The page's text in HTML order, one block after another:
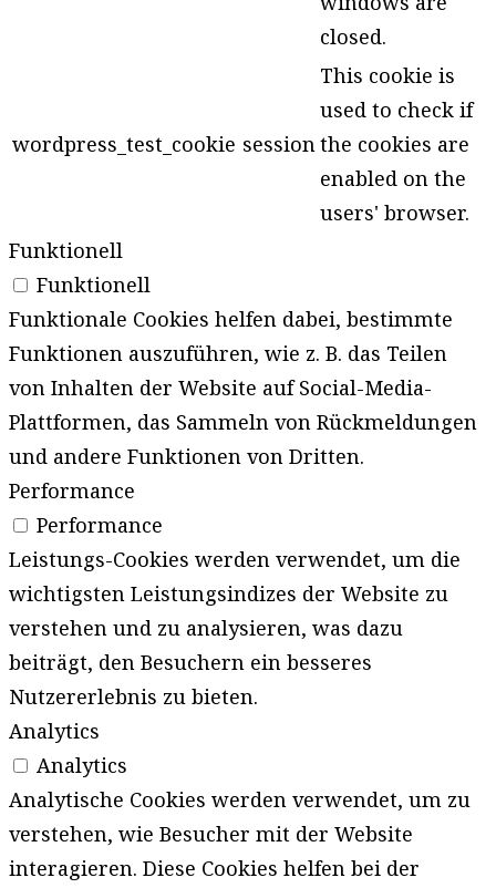
closed.
wordpress_test_cookie session
This cookie is
used to check if
the cookies are
enabled on the
users' browser.
Funktionell
Funktionell
Funktionale Cookies helfen dabei, bestimmte
Funktionen auszuführen, wie z. B. das Teilen
von Inhalten der Website auf Social-Media-
Plattformen, das Sammeln von Rückmeldungen
und andere Funktionen von Dritten.
Performance
Performance
Leistungs-Cookies werden verwendet, um die
wichtigsten Leistungsindizes der Website zu
verstehen und zu analysieren, was dazu
beiträgt, den Besuchern ein besseres
Nutzererlebnis zu bieten.
Analytics
Analytics
Analytische Cookies werden verwendet, um zu
verstehen, wie Besucher mit der Website
interagieren. Diese Cookies helfen bei der